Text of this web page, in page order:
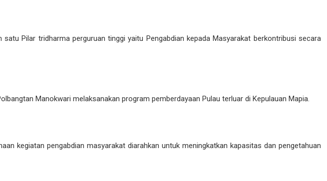
Pilar tridharma perguruan tinggi yaitu Pengabdian kepada Masyarakat berkontribusi secara
Manokwari melaksanakan program pemberdayaan Pulau terluar di Kepulauan Mapia.
kegiatan pengabdian masyarakat diarahkan untuk meningkatkan kapasitas dan pengetahuan